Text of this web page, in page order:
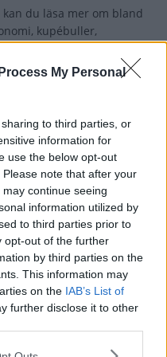
My Personal
to third parties, or
information for
use the below opt-out
note that after your
continue seeing
information utilized by
to third parties prior to
opt-out of the further
by third parties on the
This information may
on the IAB’s List of
further disclose it to other
one or more Google
kan du läsa mer om bland
kupébuller,
lastmått, krocksäkerhet
V90 och BMW 5-serie.
520d
har hänt. Plötsligt är det
är vägens mästare. Nya
testslingans mest
det för några år sedan?
Bromsa (18)